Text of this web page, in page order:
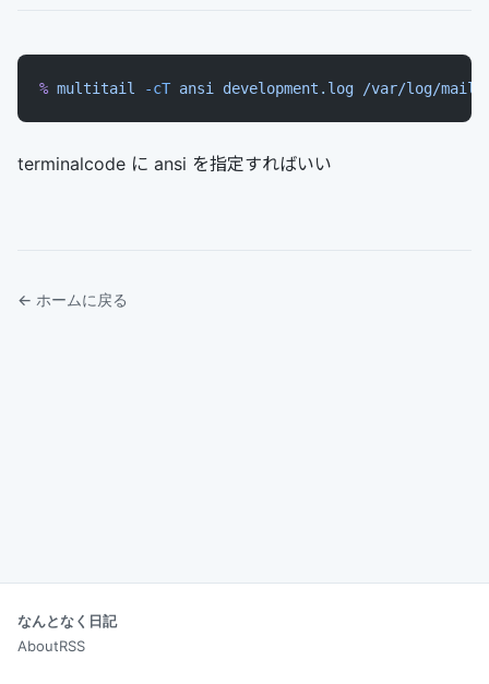
% multitail -cT ansi development.log /var/log/
terminalcode に ansi を指定すればいい
← ホームに戻る
なんとなく日記
AboutRSS